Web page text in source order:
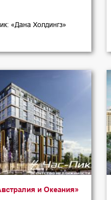
Холдингз»
и Океания»